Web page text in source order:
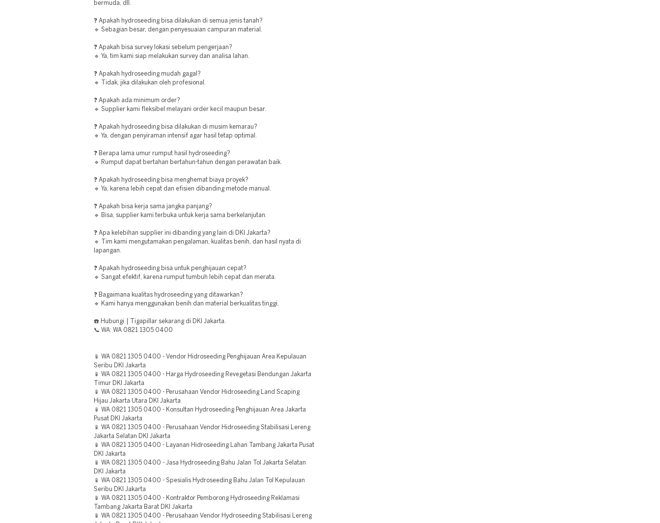
bermuda, dll.
❓ Apakah hydroseeding bisa dilakukan di semua jenis tanah?
🔹 Sebagian besar, dengan penyesuaian campuran material.
❓ Apakah bisa survey lokasi sebelum pengerjaan?
🔹 Ya, tim kami siap melakukan survey dan analisa lahan.
❓ Apakah hydroseeding mudah gagal?
🔹 Tidak, jika dilakukan oleh profesional.
❓ Apakah ada minimum order?
🔹 Supplier kami fleksibel melayani order kecil maupun besar.
❓ Apakah hydroseeding bisa dilakukan di musim kemarau?
🔹 Ya, dengan penyiraman intensif agar hasil tetap optimal.
❓ Berapa lama umur rumput hasil hydroseeding?
🔹 Rumput dapat bertahan bertahun-tahun dengan perawatan baik.
❓ Apakah hydroseeding bisa menghemat biaya proyek?
🔹 Ya, karena lebih cepat dan efisien dibanding metode manual.
❓ Apakah bisa kerja sama jangka panjang?
🔹 Bisa, supplier kami terbuka untuk kerja sama berkelanjutan.
❓ Apa kelebihan supplier ini dibanding yang lain di DKI Jakarta?
🔹 Tim kami mengutamakan pengalaman, kualitas benih, dan hasil nyata di
lapangan.
❓ Apakah hydroseeding bisa untuk penghijauan cepat?
🔹 Sangat efektif, karena rumput tumbuh lebih cepat dan merata.
❓ Bagaimana kualitas hydroseeding yang ditawarkan?
🔹 Kami hanya menggunakan benih dan material berkualitas tinggi.
☎️ Hubungi | Tigapillar sekarang di DKI Jakarta.
📞 WA: WA 0821 1305 0400
📱 WA 0821 1305 0400 - Vendor Hidroseeding Penghijauan Area Kepulauan
Seribu DKI Jakarta
📱 WA 0821 1305 0400 - Harga Hydroseeding Revegetasi Bendungan Jakarta
Timur DKI Jakarta
📱 WA 0821 1305 0400 - Perusahaan Vendor Hidroseeding Land Scaping
Hijau Jakarta Utara DKI Jakarta
📱 WA 0821 1305 0400 - Konsultan Hydroseeding Penghijauan Area Jakarta
Pusat DKI Jakarta
📱 WA 0821 1305 0400 - Perusahaan Vendor Hidroseeding Stabilisasi Lereng
Jakarta Selatan DKI Jakarta
📱 WA 0821 1305 0400 - Layanan Hidroseeding Lahan Tambang Jakarta Pusat
DKI Jakarta
📱 WA 0821 1305 0400 - Jasa Hydroseeding Bahu Jalan Tol Jakarta Selatan
DKI Jakarta
📱 WA 0821 1305 0400 - Spesialis Hydroseeding Bahu Jalan Tol Kepulauan
Seribu DKI Jakarta
📱 WA 0821 1305 0400 - Kontraktor Pemborong Hydroseeding Reklamasi
Tambang Jakarta Barat DKI Jakarta
📱 WA 0821 1305 0400 - Perusahaan Vendor Hydroseeding Stabilisasi Lereng